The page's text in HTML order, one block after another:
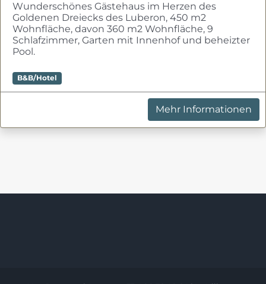
Wunderschönes Gästehaus im Herzen des
Goldenen Dreiecks des Luberon, 450 m2
Wohnfläche, davon 360 m2 Wohnfläche, 9
Schlafzimmer, Garten mit Innenhof und beheizter
Pool.
B&B/Hotel
Mehr Informationen